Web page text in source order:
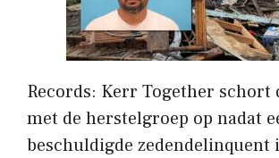
Records: Kerr Together schort
met de herstelgroep op nadat
beschuldigde zedendelinquent